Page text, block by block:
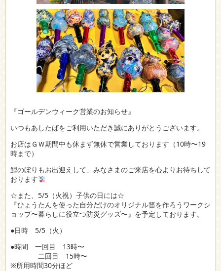
『ゴールデンウィーク営業のお知らせ』
いつもあしたばをご利用いただき誠にありがとうございます。
お店はＧＷ期間中も休まず無休で営業しております（10時〜19
時まで）
鯉のぼりもお出迎えして、みなさまのご来店を心よりお待ちして
おります
☆また、5/5（火祝）子供の日には☆
『ひょうたんを使った自分だけのオリジナル笛を作ろうワークシ
ョップ〜暮らしに役立つ防災グッズ〜』を予定しております。
●日時 5/5（火）
●時間 一回目 13時〜
二回目 15時〜
※所用時間30分ほど